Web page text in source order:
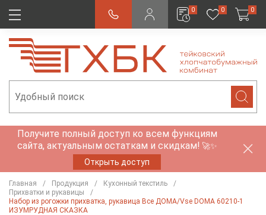
0 0 0
Получите полный доступ ко всем функциям
сайта, актуальным остаткам и скидкам! 🚀✨
Открыть доступ
Главная Продукция
Кухонный текстиль
Прихватки и рукавицы
Набор из рогожки прихватка, рукавица Все ДОМА/Vse DOMA 60210-1
ИЗУМРУДНАЯ СКАЗКА